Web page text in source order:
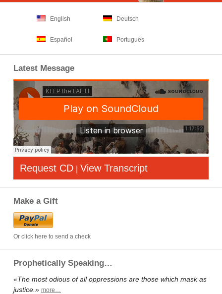
English Deutsch
Español Português
Latest Message
Request CD | View Transcript
Make a Gift
Or click here to send a check
Prophetically Speaking…
«The most odious of all oppressions are those which mask as
justice.» more…